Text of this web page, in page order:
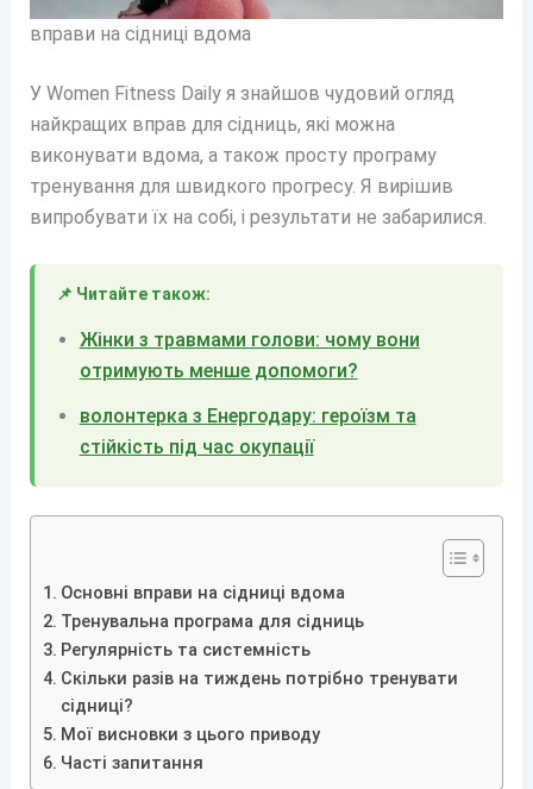
вправи на сідниці вдома
У Women Fitness Daily я знайшов чудовий огляд
найкращих вправ для сідниць, які можна
виконувати вдома, а також просту програму
тренування для швидкого прогресу. Я вирішив
випробувати їх на собі, і результати не забарилися.
📌 Читайте також:
Жінки з травмами голови: чому вони
отримують менше допомоги?
волонтерка з Енергодару: героїзм та
стійкість під час окупації
Основні вправи на сідниці вдома
Тренувальна програма для сідниць
Регулярність та системність
Скільки разів на тиждень потрібно тренувати
сідниці?
Мої висновки з цього приводу
Часті запитання